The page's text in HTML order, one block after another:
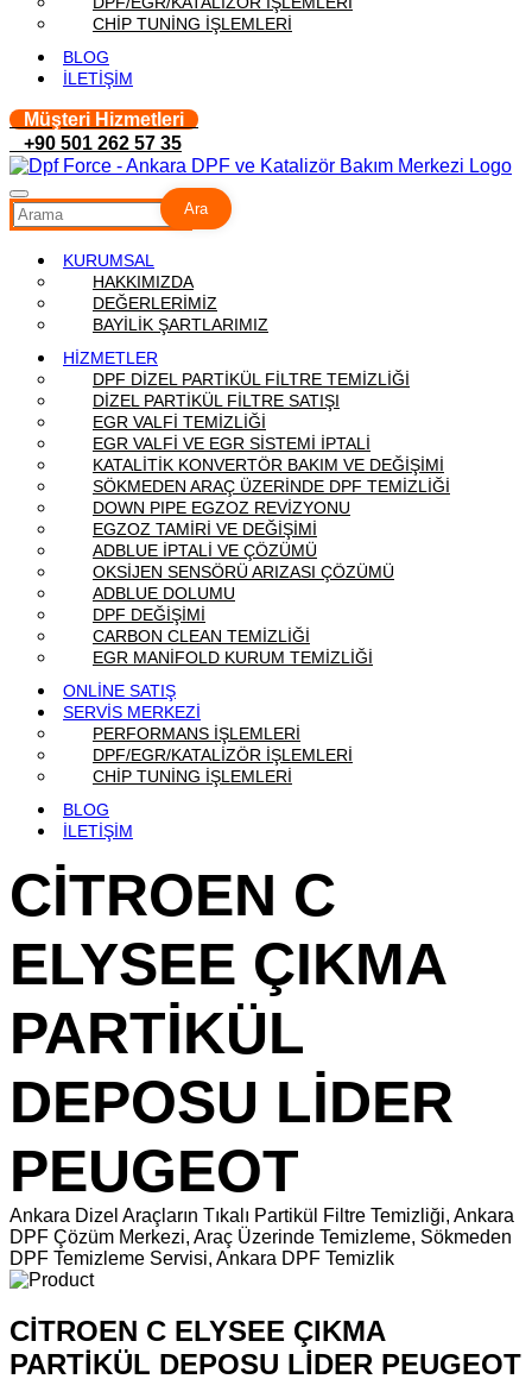
CHİP TUNİNG İŞLEMLERİ
BLOG
İLETİŞİM
Müşteri Hizmetleri
+90 501 262 57 35
Ara
KURUMSAL
HAKKIMIZDA
DEĞERLERİMİZ
BAYİLİK ŞARTLARIMIZ
HİZMETLER
DPF DİZEL PARTİKÜL FİLTRE TEMİZLİĞİ
DİZEL PARTİKÜL FİLTRE SATIŞI
EGR VALFİ TEMİZLİĞİ
EGR VALFİ VE EGR SİSTEMİ İPTALİ
KATALİTİK KONVERTÖR BAKIM VE DEĞİŞİMİ
SÖKMEDEN ARAÇ ÜZERİNDE DPF TEMİZLİĞİ
DOWN PIPE EGZOZ REVİZYONU
EGZOZ TAMİRİ VE DEĞİŞİMİ
ADBLUE İPTALİ VE ÇÖZÜMÜ
OKSİJEN SENSÖRÜ ARIZASI ÇÖZÜMÜ
ADBLUE DOLUMU
DPF DEĞİŞİMİ
CARBON CLEAN TEMİZLİĞİ
EGR MANİFOLD KURUM TEMİZLİĞİ
ONLİNE SATIŞ
SERVİS MERKEZİ
PERFORMANS İŞLEMLERİ
DPF/EGR/KATALİZÖR İŞLEMLERİ
CHİP TUNİNG İŞLEMLERİ
BLOG
İLETİŞİM
CİTROEN C
ELYSEE ÇIKMA
PARTİKÜL
DEPOSU LİDER
PEUGEOT
Ankara Dizel Araçların Tıkalı Partikül Filtre Temizliği, Ankara
DPF Çözüm Merkezi, Araç Üzerinde Temizleme, Sökmeden
DPF Temizleme Servisi, Ankara DPF Temizlik
CİTROEN C ELYSEE ÇIKMA
PARTİKÜL DEPOSU LİDER PEUGEOT